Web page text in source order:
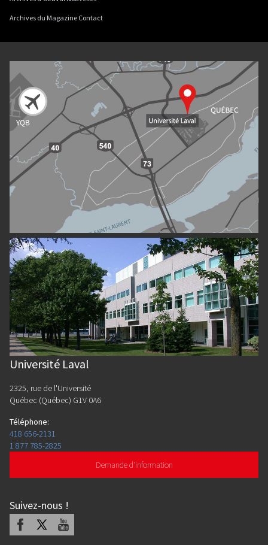
Archives du Magazine Contact
Université Laval
2325, rue de l'Université
Québec (Québec) G1V 0A6
Téléphone:
418 656-2131
1 877 785-2825
Demande d'information
Suivez-nous !
Facebook Youtube